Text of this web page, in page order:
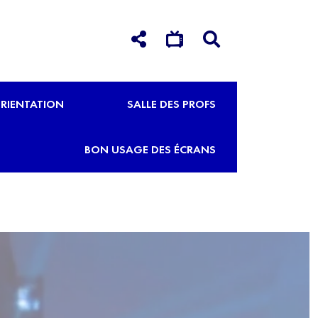
SALLE DES PROFS
BON USAGE DES ÉCRANS